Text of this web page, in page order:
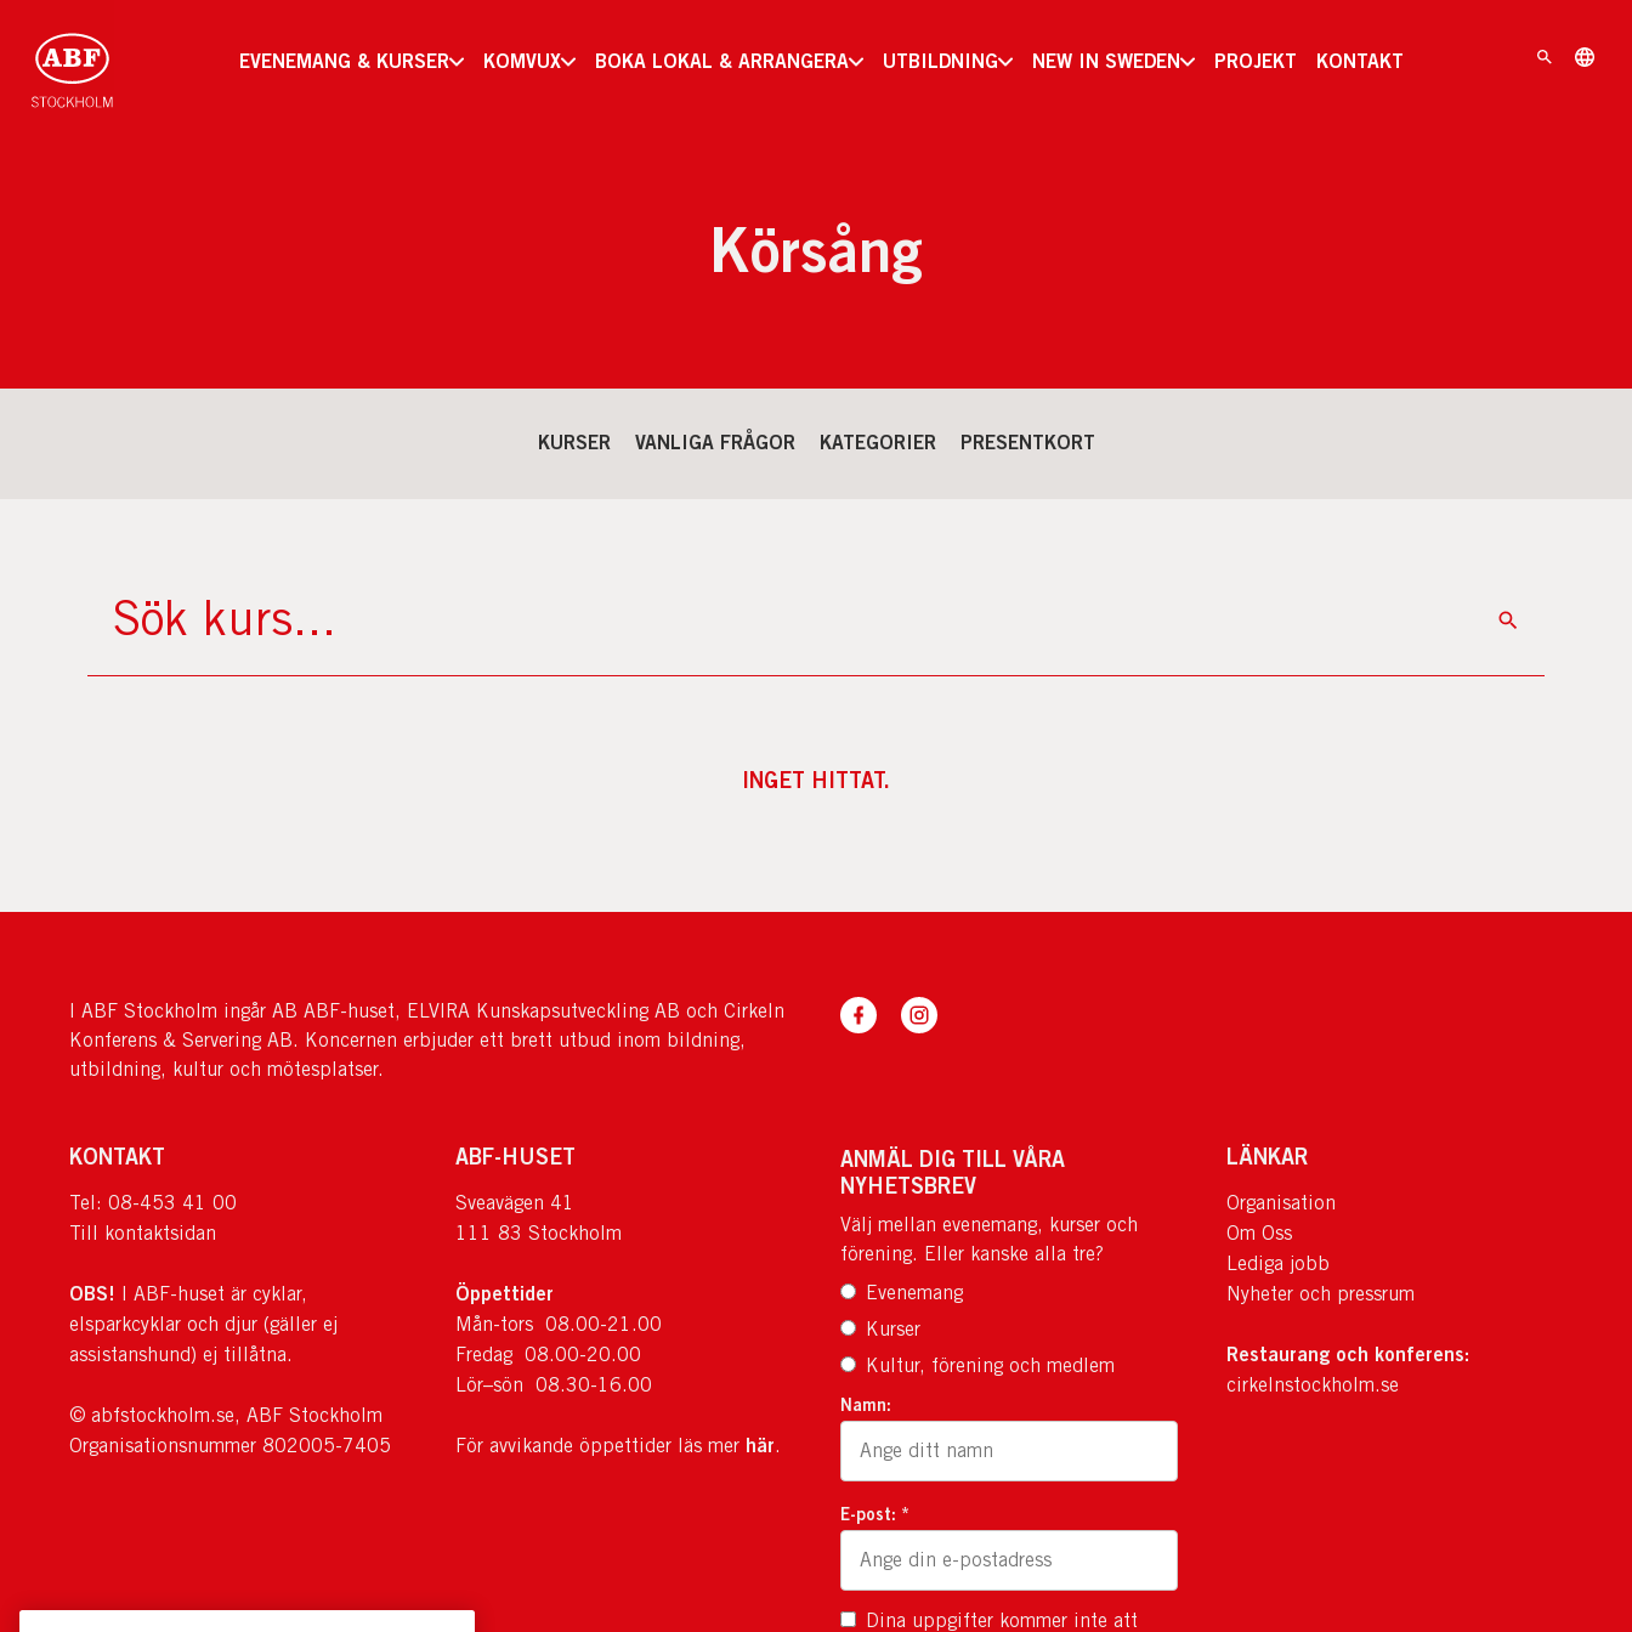
EVENEMANG & KURSER KOMVUX BOKA LOKAL & ARRANGERA UTBILDNING NEW IN SWEDEN PROJEKT KONTAKT
Körsång
KURSER VANLIGA FRÅGOR KATEGORIER PRESENTKORT
INGET HITTAT.
I ABF Stockholm ingår AB ABF-huset, ELVIRA Kunskapsutveckling AB och Cirkeln
Konferens & Servering AB. Koncernen erbjuder ett brett utbud inom bildning,
utbildning, kultur och mötesplatser.
KONTAKT
Tel: 08-453 41 00
Till kontaktsidan
OBS! I ABF-huset är cyklar,
elsparkcyklar och djur (gäller ej
assistanshund) ej tillåtna.
© abfstockholm.se, ABF Stockholm
Organisationsnummer 802005-7405
ABF-HUSET
Sveavägen 41
111 83 Stockholm
Öppettider
Mån-tors 08.00-21.00
Fredag 08.00-20.00
Lör–sön 08.30-16.00
För avvikande öppettider läs mer här.
ANMÄL DIG TILL VÅRA
NYHETSBREV
Välj mellan evenemang, kurser och
förening. Eller kanske alla tre?
Evenemang
Kurser
Kultur, förening och medlem
Namn:
E-post: *
Dina uppgifter kommer inte att
LÄNKAR
Organisation
Om Oss
Lediga jobb
Nyheter och pressrum
Restaurang och konferens:
cirkelnstockholm.se